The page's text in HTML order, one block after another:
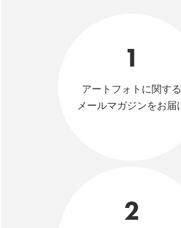
1
アートフォトに関する
メールマガジンをお届
2